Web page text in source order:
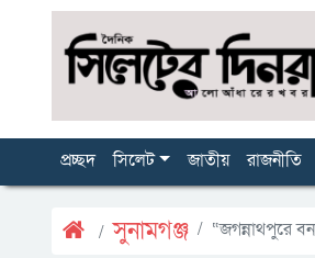
প্রচ্ছদ সিলেট জাতীয় রাজনীতি
সুনামগঞ্জ “জগন্নাথপুরে